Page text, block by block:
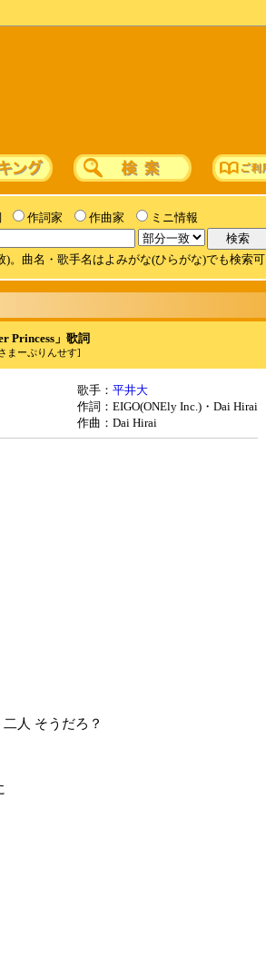
作詞家 作曲家 ミニ情報
)。曲名・歌手名はよみがな(ひらがな)でも検索
Princess」歌詞
まーぷりんせす]
歌手： 平井大
作詞：EIGO(ONEly Inc.)・Dai Hirai
作曲：Dai Hirai
人 そうだろ？